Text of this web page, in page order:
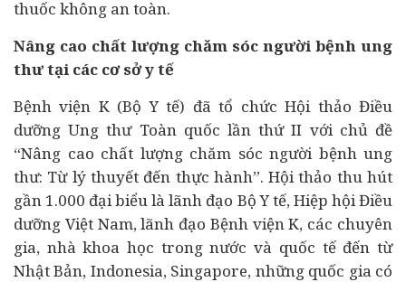
thuốc không an toàn.
Nâng cao chất lượng chăm sóc người bệnh ung
thư tại các cơ sở y tế
Bệnh viện K (Bộ Y tế) đã tổ chức Hội thảo Điều
dưỡng Ung thư Toàn quốc lần thứ II với chủ đề
“Nâng cao chất lượng chăm sóc người bệnh ung
thư: Từ lý thuyết đến thực hành”. Hội thảo thu hút
gần 1.000 đại biểu là lãnh đạo Bộ Y tế, Hiệp hội Điều
dưỡng Việt Nam, lãnh đạo Bệnh viện K, các chuyên
gia, nhà khoa học trong nước và quốc tế đến từ
Nhật Bản, Indonesia, Singapore, những quốc gia có